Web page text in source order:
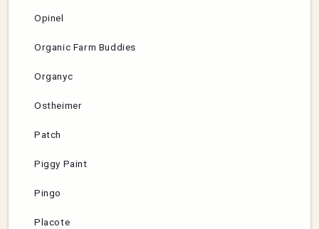
Opinel
Organic Farm Buddies
Organyc
Ostheimer
Patch
Piggy Paint
Pingo
Placote